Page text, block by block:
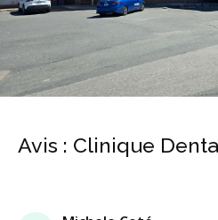
Avis : Clinique